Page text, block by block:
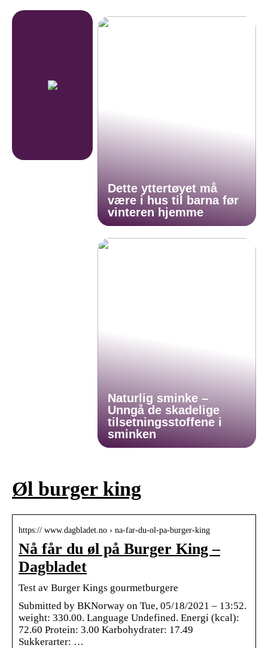
Dette yttertøyet må
være i hus til barna før
vinteren hjemme
Naturlig sminke –
Unngå de skadelige
tilsetningsstoffene i
sminken
Øl burger king
https:// www.dagbladet.no › na-far-du-ol-pa-burger-king
Nå får du øl på Burger King –
Dagbladet
Test av Burger Kings gourmetburgere
Submitted by BKNorway on Tue, 05/18/2021 – 13:52.
weight: 330.00. Language Undefined. Energi (kcal):
72.60 Protein: 3.00 Karbohydrater: 17.49
Sukkerarter: …